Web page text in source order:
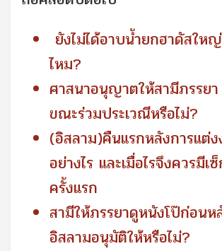
ยังไม่ได้อาบน้ำยกฮาดัสให
ไหม?
ศาสนาอนุญาตให้สามีภรรย
ขณะร่วมประเวณีหรือไม่?
(อิสลาม)คืนแรกหลังการแต่
อย่างไร และเมื่อไรจึงควรมีเ
ครั้งแรก
สามีให้ภรรยาดูหนังโป๊ก่อน
อิสลามอนุมัติให้หรือไม่?